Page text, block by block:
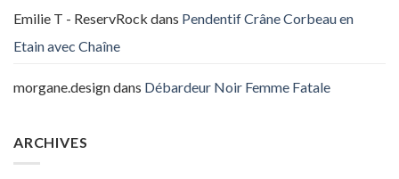
Emilie T - ReservRock dans Pendentif Crâne Corbeau en
Etain avec Chaîne
morgane.designdans Débardeur Noir Femme Fatale
ARCHIVES